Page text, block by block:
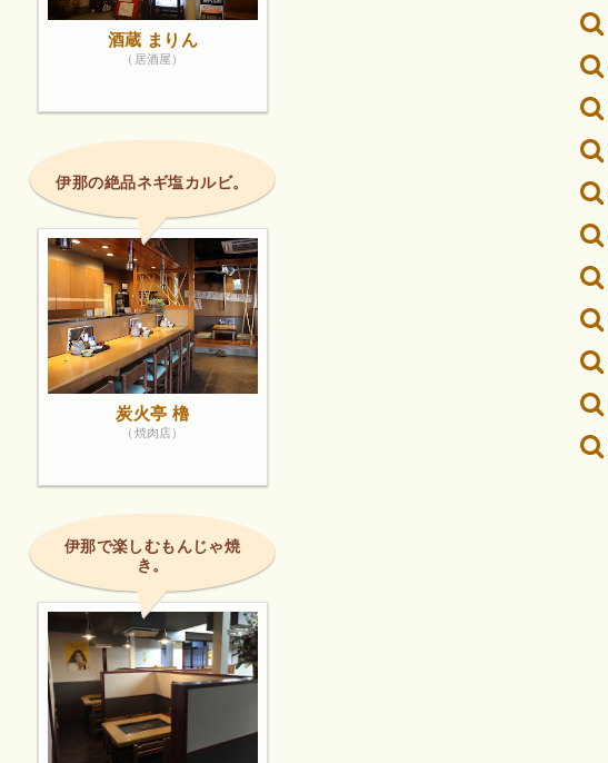
酒蔵 まりん
（居酒屋）
伊那の絶品ネギ塩カルビ。
炭火亭 櫓
（焼肉店）
伊那で楽しむもんじゃ焼
き。